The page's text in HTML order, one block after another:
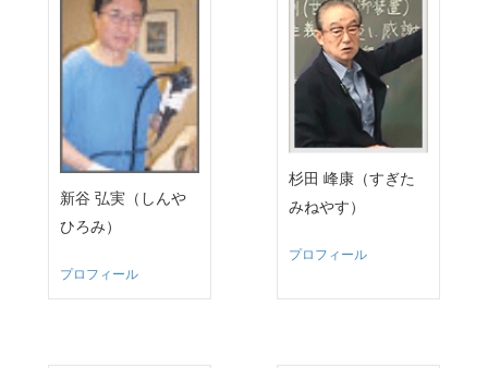
新谷 弘実（しんや
ひろみ）
プロフィール
杉田 峰康（すぎた
みねやす）
プロフィール